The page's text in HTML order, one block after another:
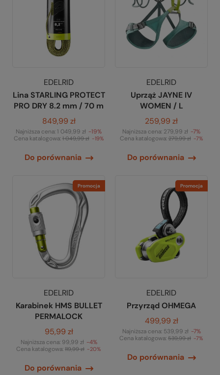
EDELRID
Lina STARLING PROTECT
PRO DRY 8.2 mm / 70 m
849,99 zł
Najniższa cena:1 049,99 zł -19%
Cena katalogowa:1 049,99 zł -19%
Do porównania
EDELRID
Uprząż JAYNE IV
WOMEN / L
259,99 zł
Najniższa cena: 279,99 zł -7%
Cena katalogowa:279,99 zł -7%
Do porównania
Promocja
EDELRID
Karabinek HMS BULLET
PERMALOCK
95,99 zł
Najniższa cena: 99,99 zł -4%
Cena katalogowa: 119,99 zł -20%
Do porównania
Promocja
EDELRID
Przyrząd OHMEGA
499,99 zł
Najniższa cena: 539,99 zł -7%
Cena katalogowa: 539,99 zł -7%
Do porównania